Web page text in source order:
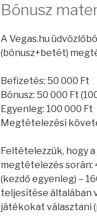
Bónusz
A Vegas.hu
(bónusz+betét)
Befizetés: 50 000 Ft
Bónusz: 50 000 Ft
Egyenleg: 100 000 Ft
Megtételezési
Feltételezzük, hogy
megtételezés során:
(kezdő egyenleg) –
teljesítése általában
játékokat választani